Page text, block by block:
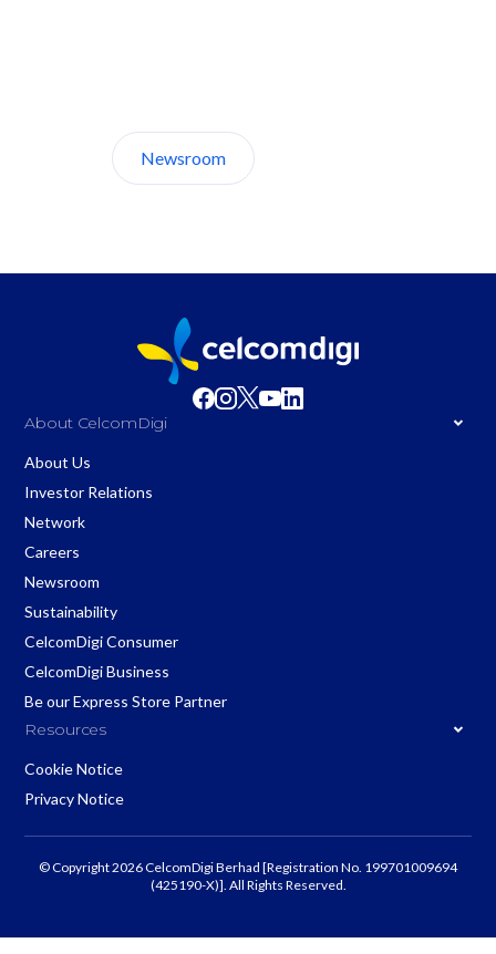
Newsroom
About CelcomDigi
About Us
Investor Relations
Network
Careers
Newsroom
Sustainability
CelcomDigi Consumer
CelcomDigi Business
Be our Express Store Partner
Resources
Cookie Notice
Privacy Notice
© Copyright 2026 CelcomDigi Berhad [Registration No. 199701009694
(425190-X)]. All Rights Reserved.